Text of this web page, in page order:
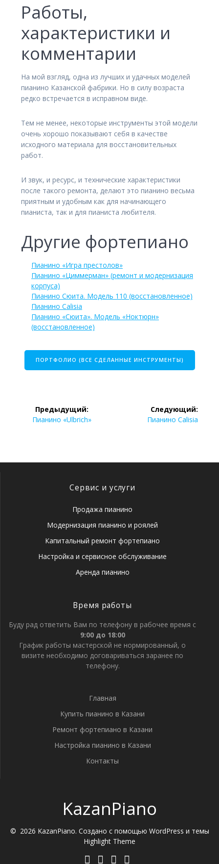
Работы,
характеристики и
комментарии
На мой взгляд, одна из лучших и удачных моделей
пианино Казанской фабрики. Но в силу возраста
редко встречается в исправном виде.
Тем не менее, некоторые инструменты этой модели
очень хорошо показывают себя в качестве
исходного материала для восстановительных
работ.
И звук, и ресурс, и технические характеристики
после такого ремонта, делают это пианино весьма
приятным и удобным как для начинающего
пианиста, так и для пианиста любителя.
Другие фортепиано
Пианино «Игра престолов»
Пианино «Циммерман» (ремонт и модернизация
корпуса)
Пианино Сюита. Модель 110 (восстановленное)
Пианино Calisia
Пианино «Сюита». Модель «Ноктюрн»
(восстановленное)
ПОРТФОЛИО (ВСЕ СДЕЛАННЫЕ ИНСТРУМЕНТЫ)
Навигация
Предыдущий:
Предыдущая
Пианино «Ulbrich»
Следующий:
Следующая
Пианино Calisia
Сервис и услуги
Продажа пианино
Модернизация пианино и роялей
Капитальный ремонт фортепиано
Настройка и сервисное обслуживание
Аренда пианино
Время работы
Буду рад ответить Вам по телефону в рабочее время с
9:00 до 18:00
График работы мастерской не нормированный, о
визите необходимо договариваться заранее по
телефону.
Главная
Купить пианино в Казани
Ремонт фортепиано в Казани
Настройка пианино в Казани
Контакты
KazanPiano
© 2026 KazanPiano. Создано с помощью WordPress и темы
Highlight Theme